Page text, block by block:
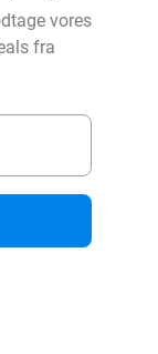
vores
fra